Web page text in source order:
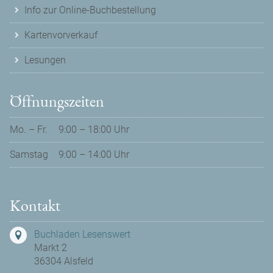
Info zur Online-Buchbestellung
Kartenvorverkauf
Lesungen
Öffnungszeiten
Mo. – Fr. 9:00 – 18:00 Uhr
Samstag 9:00 – 14:00 Uhr
Kontakt
Buchladen Lesenswert
Markt 2
36304 Alsfeld